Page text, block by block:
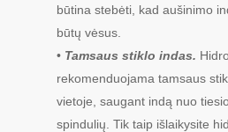
būtina stebėti, kad aušinimo
būtų vėsus.
• Tamsaus stiklo indas.
rekomenduojama tamsaus
vietoje, saugant indą nuo
spindulių. Tik taip išlaikysite